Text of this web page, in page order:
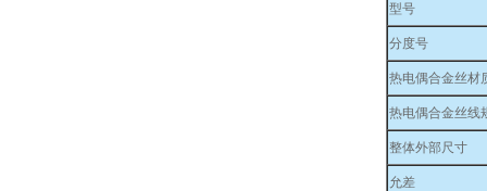
型号
分度号
热电偶合金丝材
热电偶合金丝线
整体外部尺寸
允差